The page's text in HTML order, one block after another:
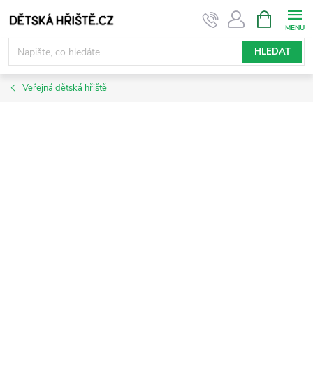
na
obsah
HLEDAT
NÁKUPNÍ
KOŠÍK
Veřejná dětská hřiště